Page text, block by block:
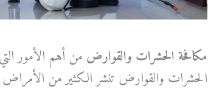
مكافحة الحشرات والقوارض من أهم الأمور
الحشرات والقوارض تنشر الكثير من الأمراض